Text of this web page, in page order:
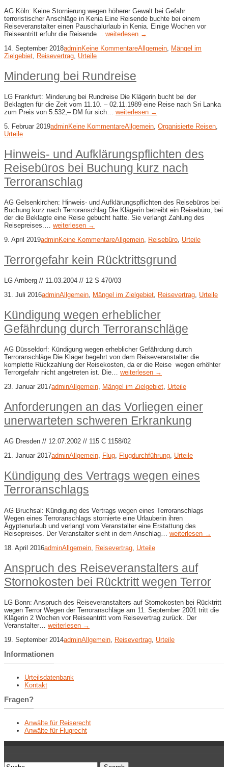
AG Köln: Keine Stornierung wegen höherer Gewalt bei Gefahr
terroristischer Anschläge in Kenia Eine Reisende buchte bei einem
Reiseveranstalter einen Pauschalurlaub in Kenia. Einige Wochen vor
Reiseantritt erfuhr die Reisende… weiterlesen →
14. September 2018adminKeine KommentareAllgemein Mängel im
Zielgebiet Reisevertrag Urteile
Minderung bei Rundreise
LG Frankfurt: Minderung bei Rundreise Die Klägerin bucht bei der
Beklagten für die Zeit vom 11.10. – 02.11.1989 eine Reise nach Sri Lanka
zum Preis von 5.532,– DM für sich… weiterlesen →
5. Februar 2019adminKeine KommentareAllgemein Organisierte Reisen
Urteile
Hinweis- und Aufklärungspflichten des
Reisebüros bei Buchung kurz nach
Terroranschlag
AG Gelsenkirchen: Hinweis- und Aufklärungspflichten des Reisebüros bei
Buchung kurz nach Terroranschlag Die Klägerin betreibt ein Reisebüro, bei
der die Beklagte eine Reise gebucht hatte. Sie verlangt Zahlung des
Reisepreises.… weiterlesen →
9. April 2019adminKeine KommentareAllgemein Reisebüro Urteile
Terrorgefahr kein Rücktrittsgrund
LG Arnberg // 11.03.2004 // 12 S 470/03
31. Juli 2016adminAllgemein, Mängel im Zielgebiet, Reisevertrag, Urteile
Kündigung wegen erheblicher
Gefährdung durch Terroranschläge
AG Düsseldorf: Kündigung wegen erheblicher Gefährdung durch
Terroranschläge Die Kläger begehrt von dem Reiseveranstalter die
komplette Rückzahlung der Reisekosten, da er die Reise wegen erhöhter
Terrorgefahr nicht angetreten ist. Die… weiterlesen →
23. Januar 2017adminAllgemein, Mängel im Zielgebiet, Urteile
Anforderungen an das Vorliegen einer
unerwarteten schweren Erkrankung
AG Dresden // 12.07.2002 // 115 C 1158/02
21. Januar 2017adminAllgemein, Flug, Flugdurchführung, Urteile
Kündigung des Vertrags wegen eines
Terroranschlags
AG Bruchsal: Kündigung des Vertrags wegen eines Terroranschlags
Wegen eines Terroranschlags stornierte eine Urlauberin ihren
Ägyptenurlaub und verlangt vom Veranstalter eine Erstattung des
Reisepreises. Der Veranstalter sieht in dem Anschlag… weiterlesen →
18. April 2016adminAllgemein Reisevertrag Urteile
Anspruch des Reiseveranstalters auf
Stornokosten bei Rücktritt wegen Terror
LG Bonn: Anspruch des Reiseveranstalters auf Stornokosten bei Rücktritt
wegen Terror Wegen der Terroranschläge am 11. September 2001 tritt die
Klägerin 2 Wochen vor Reiseantritt vom Reisevertrag zurück. Der
Veranstalter… weiterlesen →
19. September 2014adminAllgemein Reisevertrag Urteile
Informationen
Urteilsdatenbank
Kontakt
Fragen?
Anwälte für Reiserecht
Anwälte für Flugrecht